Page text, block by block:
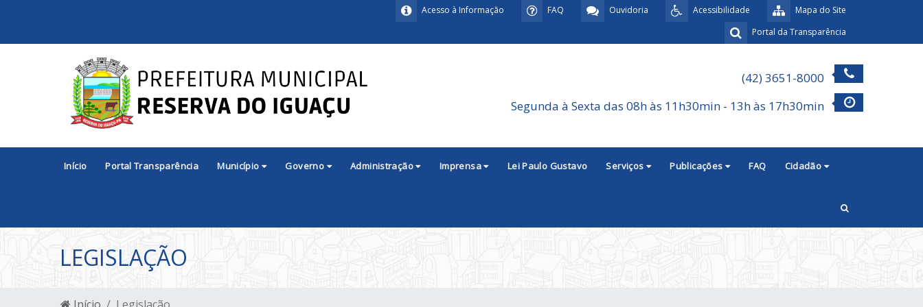
Mapa do Site
Acessibilidade
Ouvidoria
FAQ
Acesso à Informação
Portal da Transparência
(42) 3651-8000
Segunda à Sexta das 08h às 11h30min - 13h às 17h30min
Início Portal Transparência Município Governo Administração Imprensa Lei Paulo Gustavo Serviços Publicações FAQ Cidadão
LEGISLAÇÃO
Início Legislação